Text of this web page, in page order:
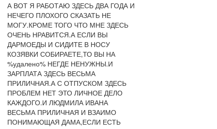
А ВОТ Я РАБОТАЮ ЗДЕСЬ ДВА ГОДА И
НЕЧЕГО ПЛОХОГО СКАЗАТЬ НЕ
МОГУ.КРОМЕ ТОГО ЧТО МНЕ ЗДЕСЬ
ОЧЕНЬ НРАВИТСЯ.А ЕСЛИ ВЫ
ДАРМОЕДЫ И СИДИТЕ В НОСУ
КОЗЯВКИ СОБИРАЕТЕ,ТО ВЫ НА
%удалено% НЕГДЕ НЕНУЖНЫ.И
ЗАРПЛАТА ЗДЕСЬ ВЕСЬМА
ПРИЛИЧНАЯ.А С ОТПУСКОМ ЗДЕСЬ
ПРОБЛЕМ НЕТ ЭТО ЛИЧНОЕ ДЕЛО
КАЖДОГО.И ЛЮДМИЛА ИВАНА
ВЕСЬМА ПРИЛИЧНАЯ И ВЗАИМО
ПОНИМАЮЩАЯ ДАМА,ЕСЛИ ЕСТЬ